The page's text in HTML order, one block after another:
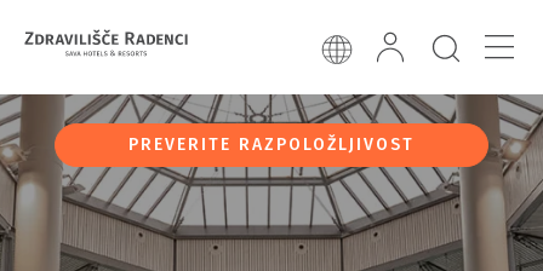
PREVERITE RAZPOLOŽLJIVOST